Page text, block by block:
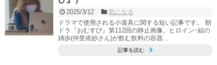
2025/3/12
気になる
ドラマで使用される小道具に関する短い記事です。 朝
ドラ『おむすび』第112回の静止画像。ヒロイン･結の
姉歩(仲里依紗さん)が飲む飲料の容器...
記事を読む